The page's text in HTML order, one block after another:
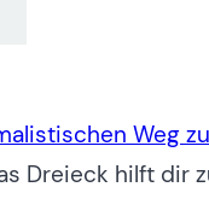
Weg
Dreieck hilft dir